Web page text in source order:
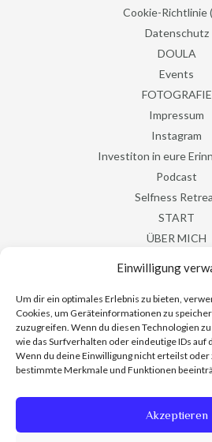
Einwilligung
Um dir ein optimales Erlebnis zu bieten,
Cookies, um Geräteinformationen zu
zuzugreifen. Wenn du diesen Technologien
wie das Surfverhalten oder eindeutige IDs
Wenn du deine Einwilligung nicht erteilst
bestimmte Merkmale und Funktionen
Akzeptieren
Cookie-Richtlinie
Datenschutz
DOULA
Events
FOTOGRAFIE
Impressum
Instagram
Investiton in eure
Podcast
Selfness
START
ÜBER MICH
Yoga & Klang
Yoga & Salz
Yoga &
Yoga
Yoga für Alle